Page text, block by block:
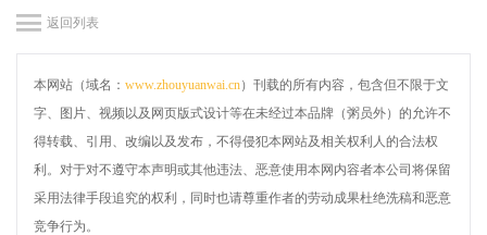
返回列表
本网站（域名： www.zhouyuanwai.cn）刊载的所有内容，包含但不限于文
字、图片、视频以及网页版式设计等在未经过本品牌（粥员外）的允许不
得转载、引用、改编以及发布，不得侵犯本网站及相关权利人的合法权
利。对于对不遵守本声明或其他违法、恶意使用本网内容者本公司将保留
采用法律手段追究的权利，同时也请尊重作者的劳动成果杜绝洗稿和恶意
竞争行为。